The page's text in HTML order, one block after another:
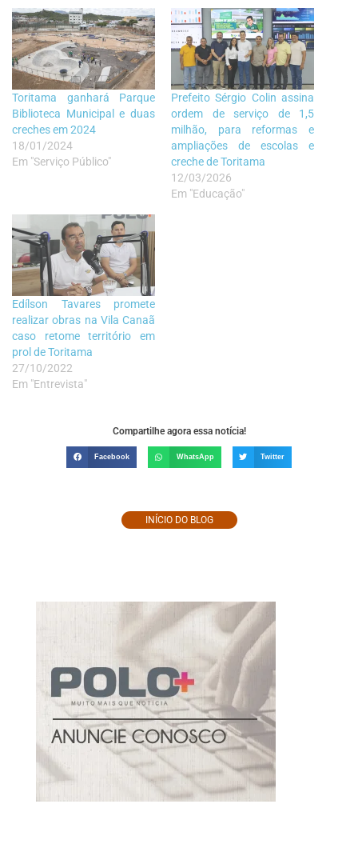
Toritama ganhará Parque
Biblioteca Municipal e duas
creches em 2024
18/01/2024
Em "Serviço Público"
Prefeito Sérgio Colin assina
ordem de serviço de 1,5
milhão, para reformas e
ampliações de escolas e
creche de Toritama
12/03/2026
Em "Educação"
Edílson Tavares promete
realizar obras na Vila Canaã
caso retome território em
prol de Toritama
27/10/2022
Em "Entrevista"
Compartilhe agora essa notícia!
Facebook WhatsApp Twitter
INÍCIO DO BLOG